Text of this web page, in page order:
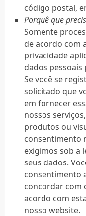
código postal,
Porquê que
Somente
de acordo com
privacidade
dados pessoais
Se você se
solicitado que
em fornecer
nossos
produtos ou
consentimento
exigimos sob a
seus dados.
consentimento
concordar com
acordo com
nosso website.